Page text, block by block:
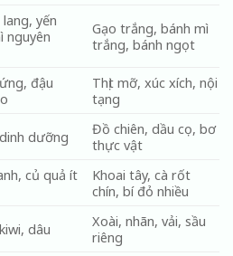
yến
nguyên
Gạo trắng, bánh mì
trắng, bánh ngọt
đậu
Thịt mỡ, xúc xích, nội
tạng
dưỡng
Đồ chiên, dầu cọ, bơ
thực vật
củ quả ít
Khoai tây, cà rốt
chín, bí đỏ nhiều
dâu
Xoài, nhãn, vải, sầu
riêng